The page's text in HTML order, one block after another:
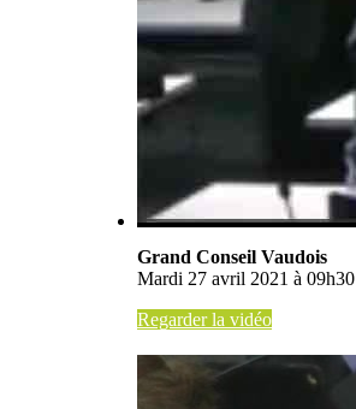
Grand Conseil Vaudois
Mardi 27 avril 2021 à 09h30
Regarder la vidéo